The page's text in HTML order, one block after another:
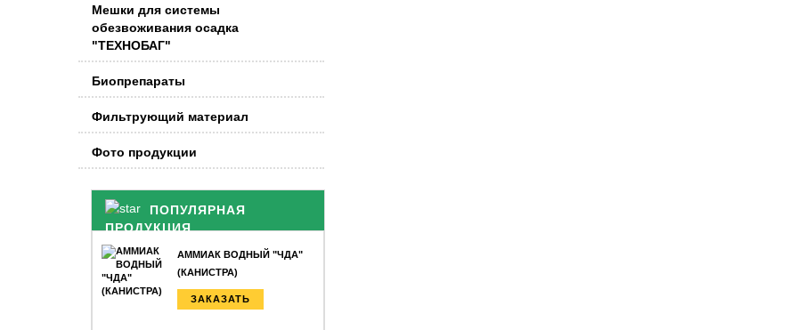
Мешки для системы
обезвоживания осадка
"ТЕХНОБАГ"
Биопрепараты
Фильтрующий материал
Фото продукции
ПОПУЛЯРНАЯ
ПРОДУКЦИЯ
АММИАК ВОДНЫЙ "ЧДА"
(КАНИСТРА)
ЗАКАЗАТЬ